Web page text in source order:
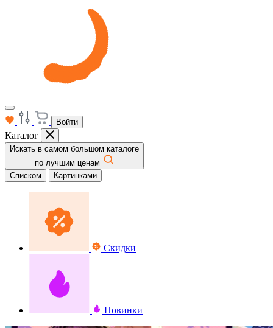
Войти
Каталог
Искать в самом большом каталоге
по лучшим ценам
Списком
Картинками
Скидки
Новинки